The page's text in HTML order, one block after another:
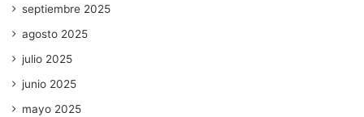
septiembre 2025
agosto 2025
julio 2025
junio 2025
mayo 2025